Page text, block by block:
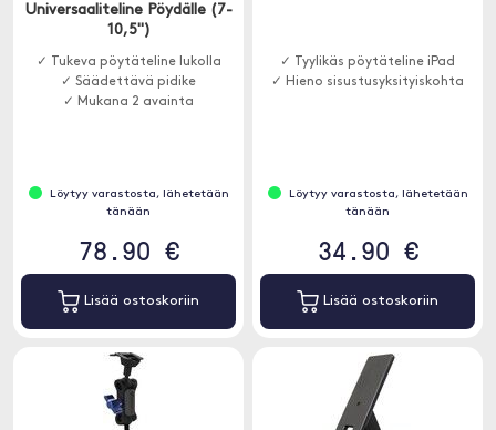
Universaaliteline Pöydälle (7-
10,5")
✓ Tukeva pöytäteline lukolla
✓ Säädettävä pidike
✓ Mukana 2 avainta
Löytyy varastosta, lähetetään
tänään
78.90 €
Lisää ostoskoriin
✓ Tyylikäs pöytäteline iPad
✓ Hieno sisustusyksityiskohta
Löytyy varastosta, lähetetään
tänään
34.90 €
Lisää ostoskoriin